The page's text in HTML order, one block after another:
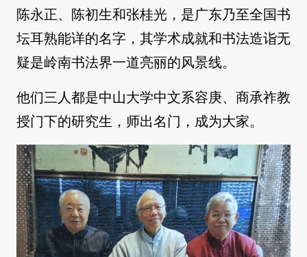
陈永正、陈初生和张桂光，是广东乃至全国书
坛耳熟能详的名字，其学术成就和书法造诣无
疑是岭南书法界一道亮丽的风景线。
他们三人都是中山大学中文系容庚、商承祚教
授门下的研究生，师出名门，成为大家。